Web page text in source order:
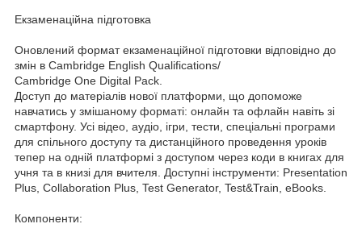
Екзаменаційна підготовка
Оновлений формат екзаменаційної підготовки відповідно до
змін в Cambridge English Qualifications/
Cambridge One Digital Pack.
Доступ до матеріалів нової платформи, що допоможе
навчатись у змішаному форматі: онлайн та офлайн навіть зі
смартфону. Усі відео, аудіо, ігри, тести, спеціальні програми
для спільного доступу та дистанційного проведення уроків
тепер на одній платформі з доступом через коди в книгах для
учня та в книзі для вчителя. Доступні інструменти: Presentation
Plus, Collaboration Plus, Test Generator, Test&Train, eBooks.
Компоненти: